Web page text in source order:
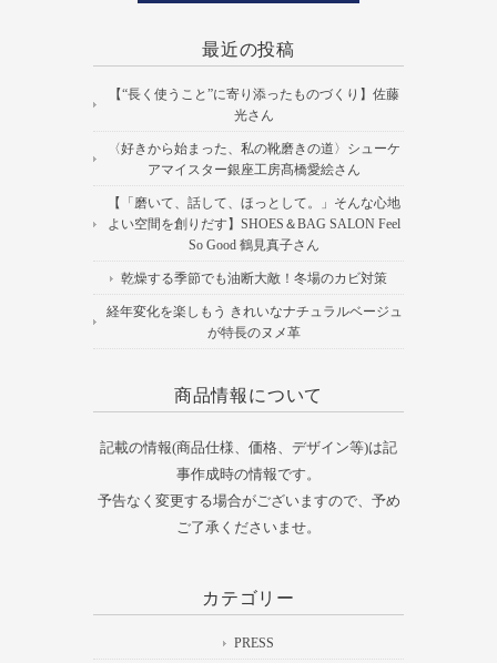
最近の投稿
【“長く使うこと”に寄り添ったものづくり】佐藤
光さん
〈好きから始まった、私の靴磨きの道〉シューケ
アマイスター銀座工房髙橋愛絵さん
【「磨いて、話して、ほっとして。」そんな心地
よい空間を創りだす】SHOES＆BAG SALON Feel
So Good 鶴見真子さん
乾燥する季節でも油断大敵！冬場のカビ対策
経年変化を楽しもう きれいなナチュラルベージュ
が特長のヌメ革
商品情報について
記載の情報(商品仕様、価格、デザイン等)は記
事作成時の情報です。
予告なく変更する場合がございますので、予め
ご了承くださいませ。
カテゴリー
PRESS